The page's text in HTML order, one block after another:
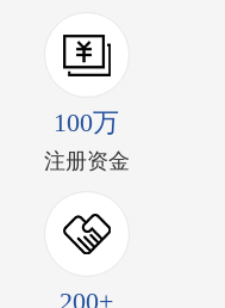
100万
注册资金
200+